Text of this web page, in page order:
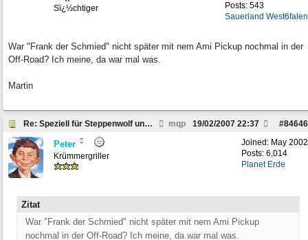
Posts: 543
Sauerland West6falen
Sï¿½chtiger
War "Frank der Schmied" nicht später mit nem Ami Pickup nochmal in der
Off-Road? Ich meine, da war mal was.
Martin
Re: Speziell für Steppenwolf und andere Pickup Fre mqp #84646
19/02/2007 22:37
Joined: May 2002
Posts: 6,014
Planet Erde
Peter
Krümmergriller
Zitat
War "Frank der Schmied" nicht später mit nem Ami Pickup
nochmal in der Off-Road? Ich meine, da war mal was.